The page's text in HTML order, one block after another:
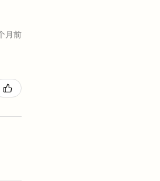
月前